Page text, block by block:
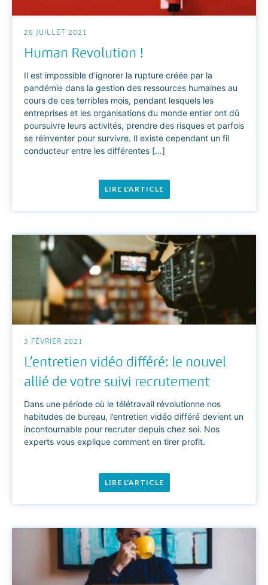
26 JUILLET 2021
Human Revolution !
Il est impossible d’ignorer la rupture créée par la
pandémie dans la gestion des ressources humaines au
cours de ces terribles mois, pendant lesquels les
entreprises et les organisations du monde entier ont dû
poursuivre leurs activités, prendre des risques et parfois
se réinventer pour survivre. Il existe cependant un fil
conducteur entre les différentes […]
LIRE L'ARTICLE
3 FÉVRIER 2021
L’entretien vidéo différé: le nouvel
allié de votre suivi recrutement
Dans une période où le télétravail révolutionne nos
habitudes de bureau, l’entretien vidéo différé devient un
incontournable pour recruter depuis chez soi. Nos
experts vous explique comment en tirer profit.
LIRE L'ARTICLE